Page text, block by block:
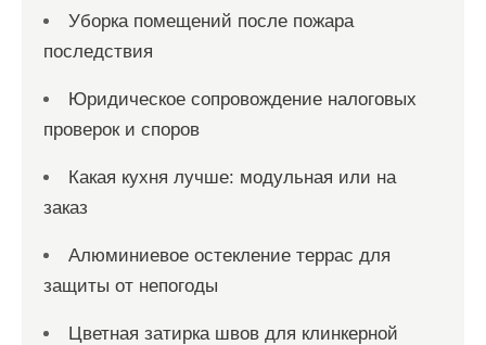
Уборка помещений после пожара
последствия
Юридическое сопровождение налоговых
проверок и споров
Какая кухня лучше: модульная или на
заказ
Алюминиевое остекление террас для
защиты от непогоды
Цветная затирка швов для клинкерной